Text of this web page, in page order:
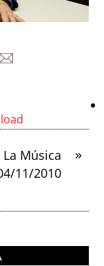
»
Música
11/2010